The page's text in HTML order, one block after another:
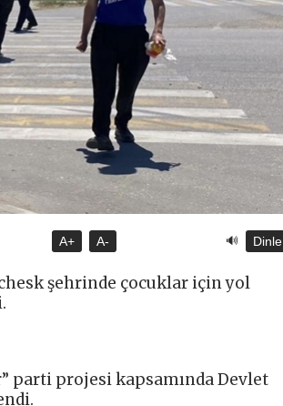
A+ A- 🔊 Dinle
şehrinde çocuklar için yol
parti projesi kapsamında Devlet